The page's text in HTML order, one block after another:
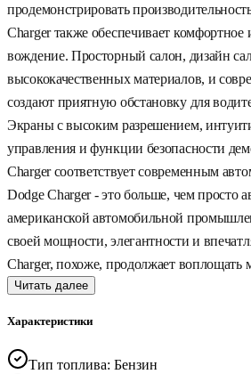
продемонстрировать
Charger также обеспечивает комфортное
вождение. Просторный салон, дизайн
высококачественных материалов, и
создают приятную обстановку для
Экраны с высоким разрешением,
управления и функции безопасности
Charger соответствует современным
Dodge Charger - это больше, чем просто
американской автомобильной
своей мощности, элегантности и
Charger, похоже, продолжает воплощать
Читать далее
Характеристики
Тип топлива: Бензин